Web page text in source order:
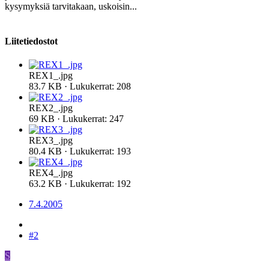
kysymyksiä tarvitakaan, uskoisin...
Liitetiedostot
REX1_.jpg
83.7 KB · Lukukerrat: 208
REX2_.jpg
69 KB · Lukukerrat: 247
REX3_.jpg
80.4 KB · Lukukerrat: 193
REX4_.jpg
63.2 KB · Lukukerrat: 192
7.4.2005
#2
S